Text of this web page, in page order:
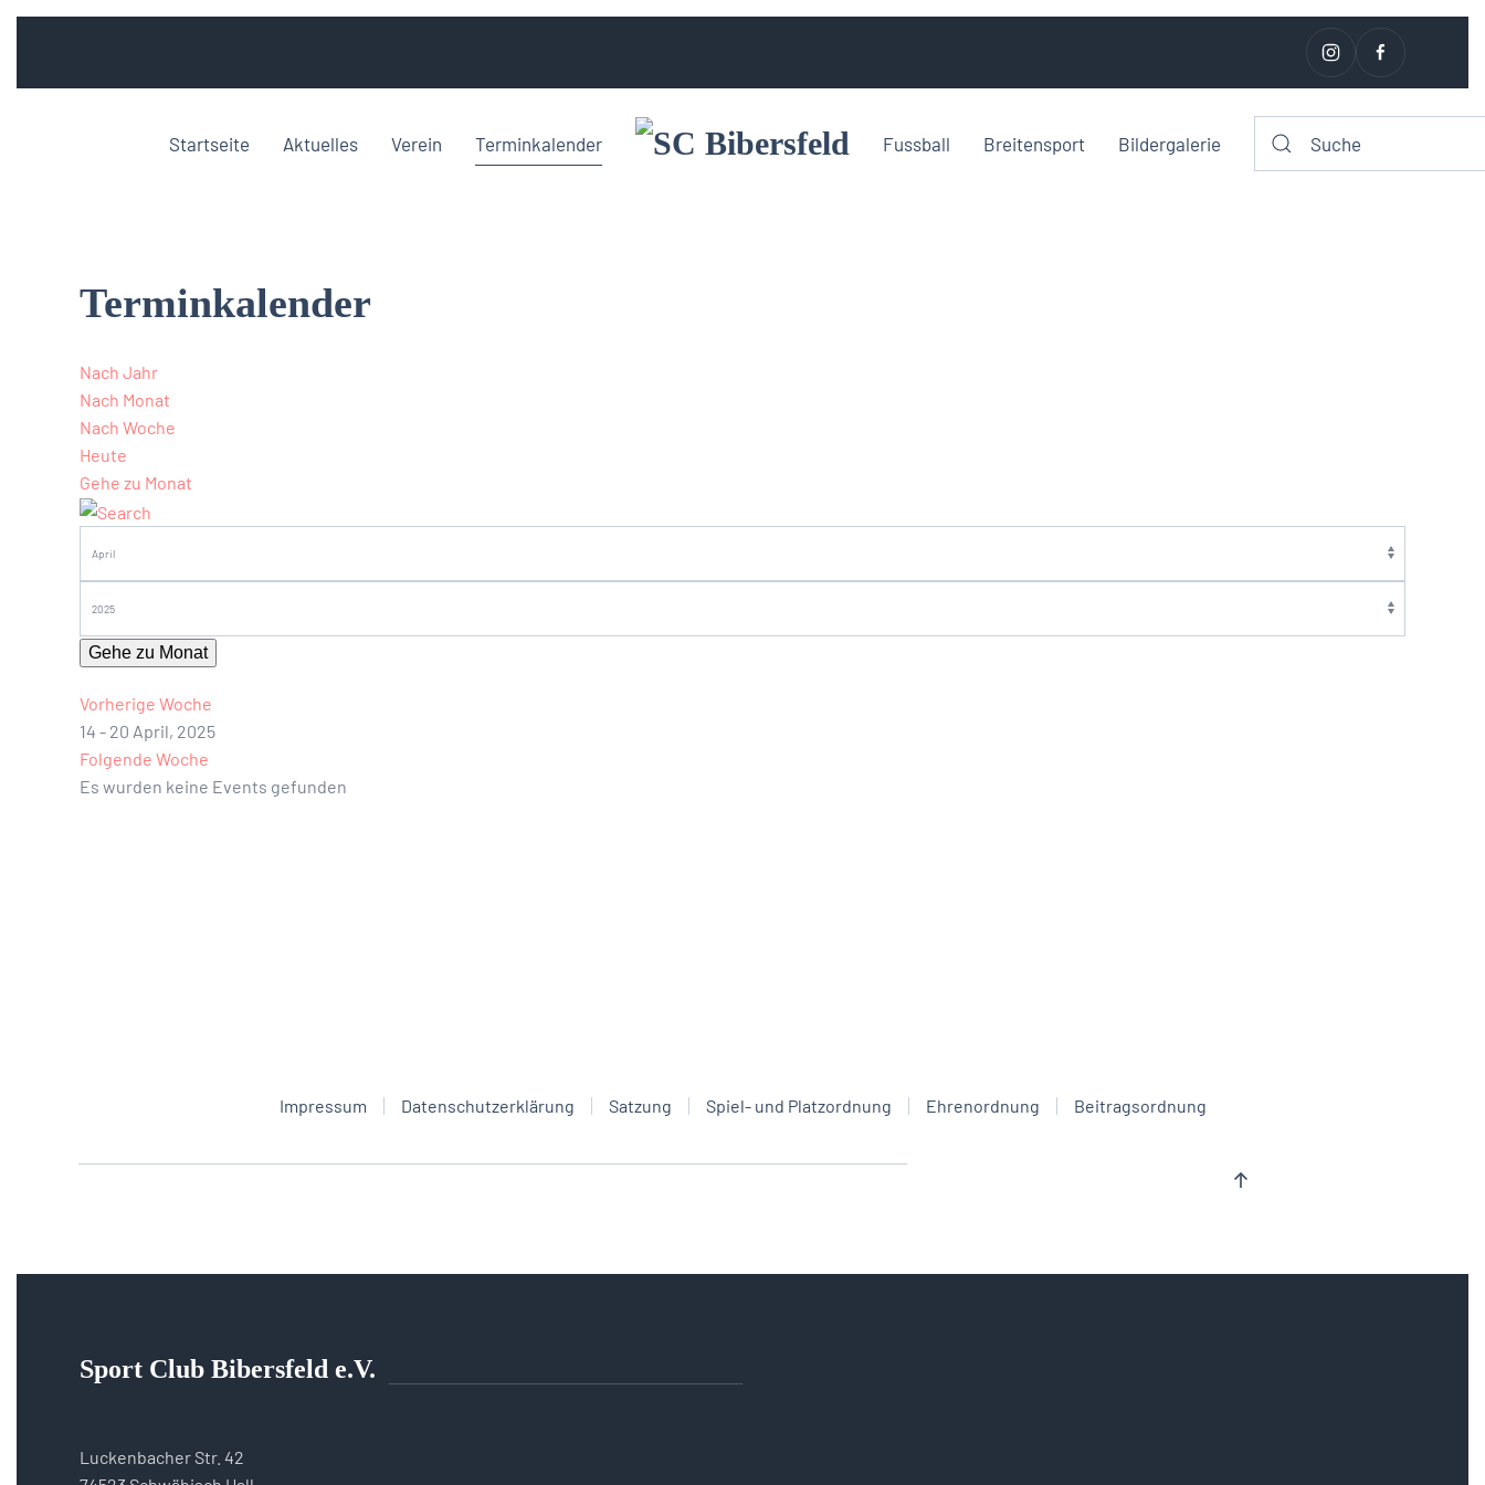
Startseite Aktuelles Verein Terminkalender Fussball Breitensport Bildergalerie
Terminkalender
Nach Jahr
Nach Monat
Nach Woche
Heute
Gehe zu Monat
Gehe zu Monat
Vorherige Woche
14 - 20 April, 2025
Folgende Woche
Es wurden keine Events gefunden
Impressum Datenschutzerklärung Satzung Spiel- und Platzordnung Ehrenordnung Beitragsordnung
Sport Club Bibersfeld e.V.
Luckenbacher Str. 42